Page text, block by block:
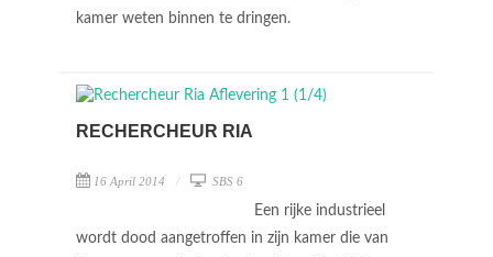
kamer weten binnen te dringen.
RECHERCHEUR RIA
16 April 2014 SBS 6
Een rijke industrieel
wordt dood aangetroffen in zijn kamer die van